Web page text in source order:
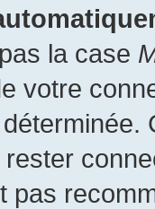
la case
votre
pas